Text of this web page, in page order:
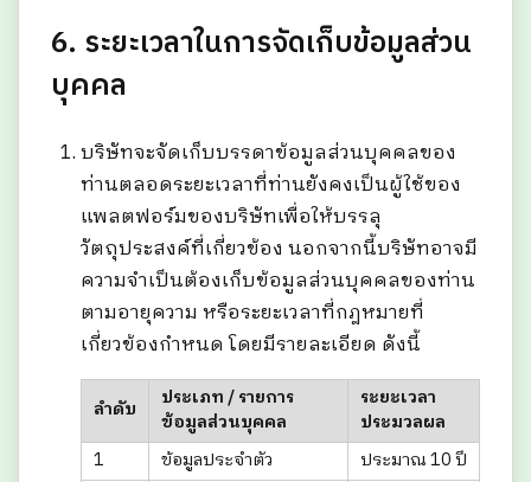
6. ระยะเวลาในการจัดเก็บข้อมูลส่วน
บุคคล
บริษัทจะจัดเก็บบรรดาข้อมูลส่วนบุคคลของ
ท่านตลอดระยะเวลาที่ท่านยังคงเป็นผู้ใช้ของ
แพลตฟอร์มของบริษัทเพื่อให้บรรลุ
วัตถุประสงค์ที่เกี่ยวข้อง นอกจากนี้บริษัทอาจมี
ความจำเป็นต้องเก็บข้อมูลส่วนบุคคลของท่าน
ตามอายุความ หรือระยะเวลาที่กฎหมายที่
เกี่ยวข้องกำหนด โดยมีรายละเอียด ดังนี้
ลำดับ
ประเภท / รายการ
ข้อมูลส่วนบุคคล
ระยะเวลา
ประมวลผล
1
ข้อมูลประจำตัว
ประมาณ 10 ปี